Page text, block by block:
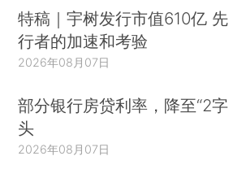
特稿｜宇树发行市值610亿 先
行者的加速和考验
2026年08月07日
部分银行房贷利率，降至“2字
头
2026年08月07日